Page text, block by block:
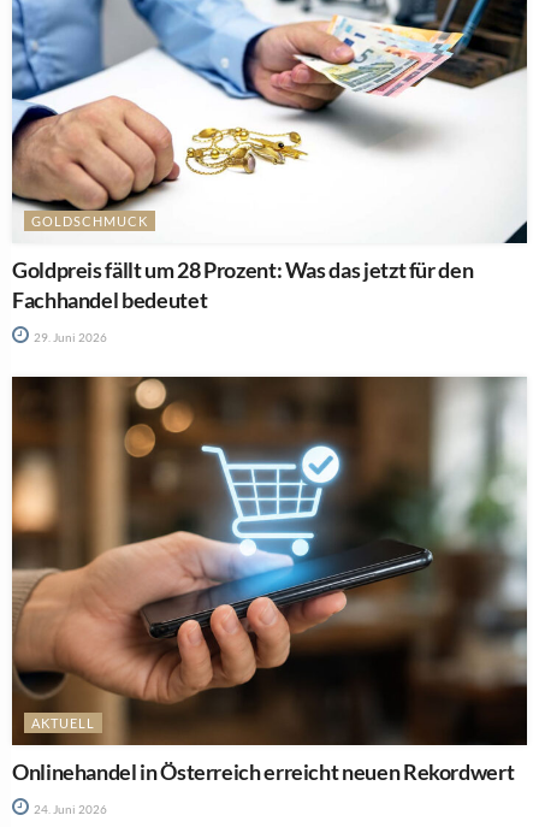
GOLDSCHMUCK
Goldpreis fällt um 28 Prozent: Was das jetzt für den
Fachhandel bedeutet
29. Juni 2026
AKTUELL
Onlinehandel in Österreich erreicht neuen Rekordwert
24. Juni 2026